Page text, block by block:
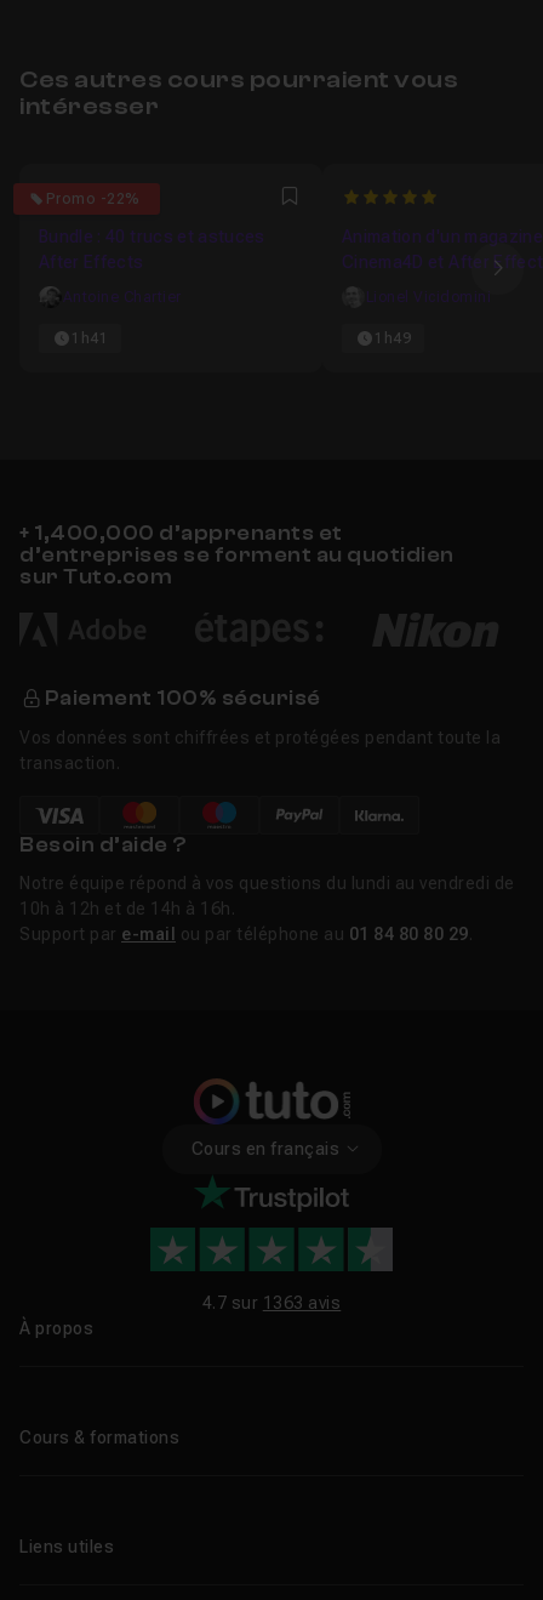
Ces autres cours pourraient vous
intéresser
Promo -22%
4.9090909090909 Favori
Bundle : 40 trucs et astuces
After Effects
Antoine Chartier
1h41
5
Animation d'un
Cinema4D et After
Lionel Vicidomini
1h49
+ 1,400,000 d’apprenants et
d’entreprises se forment au quotidien
sur Tuto.com
Paiement 100% sécurisé
Vos données sont chiffrées et protégées pendant toute la
transaction.
Besoin d’aide ?
Notre équipe répond à vos questions du lundi au vendredi de
10h à 12h et de 14h à 16h.
Support par e-mail ou par téléphone au 01 84 80 80 29
Cours en français
4.7 sur 1363 avis
À propos
Cours & formations
Formations certifiantes
Liens utiles